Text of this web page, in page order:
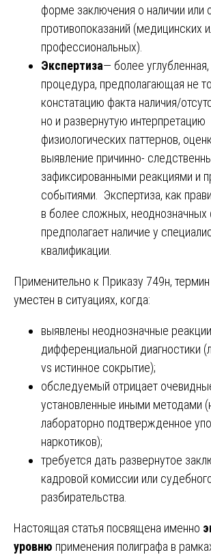
форме заключения о наличии или
противопоказаний (медицинских
профессиональных).
Экспертиза— более
процедура, предполагающая не
констатацию факта наличия/
но и развернутую интерпретацию
физиологических паттернов,
выявление причинно-
зафиксированными реакциями и
событиями. Экспертиза, как
в более сложных, неоднозначных
предполагает наличие у
квалификации.
Применительно к Приказу 749н, термин
уместен в ситуациях, когда:
выявлены неоднозначные
дифференциальной диагностики
vs истинное сокрытие);
обследуемый отрицает
установленные иными методами
лабораторно подтвержденное
наркотиков);
требуется дать развернутое
кадровой комиссии или
разбирательства.
Настоящая статья посвящена именно
уровню применения полиграфа в